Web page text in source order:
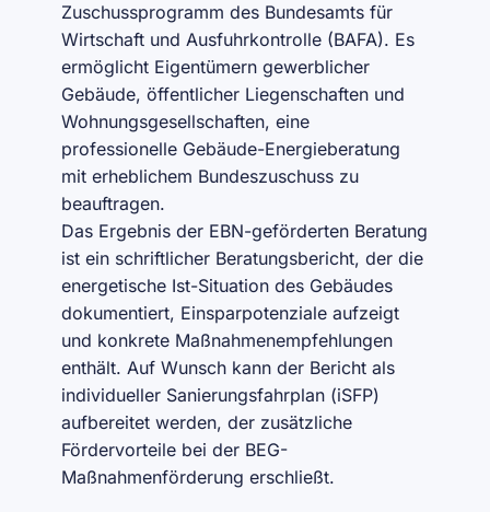
Zuschussprogramm des Bundesamts für
Wirtschaft und Ausfuhrkontrolle (BAFA). Es
ermöglicht Eigentümern gewerblicher
Gebäude, öffentlicher Liegenschaften und
Wohnungsgesellschaften, eine
professionelle Gebäude-Energieberatung
mit erheblichem Bundeszuschuss zu
beauftragen.
Das Ergebnis der EBN-geförderten Beratung
ist ein schriftlicher Beratungsbericht, der die
energetische Ist-Situation des Gebäudes
dokumentiert, Einsparpotenziale aufzeigt
und konkrete Maßnahmenempfehlungen
enthält. Auf Wunsch kann der Bericht als
individueller Sanierungsfahrplan (iSFP)
aufbereitet werden, der zusätzliche
Fördervorteile bei der BEG-
Maßnahmenförderung erschließt.